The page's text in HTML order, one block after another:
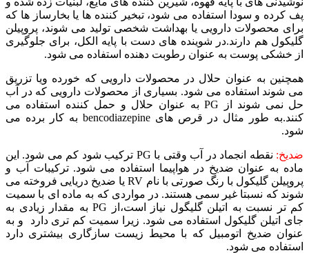
پف کرده و سودا استفاده می شود، تبخیر کننده ها یا بخارساز ها که
برای محصولات دارویی یا بهداشت شخصی تولید می شوند، پروپیلن
گلیکول هم دارند.در شوینده های دست با پایه الکل، برای جلوگیری
از خشکی پوست به عنوان رطوبت دهنده استفاده می شود.
همچنین به عنوان حلال در محصولات دارویی که خورده ویا تزریق
می شوند استفاده می شود. بسیاری از محصولات دارویی که در آب
حل نمی شوند از PG به عنوان حلال و حمل کننده استفاده می
کنند.به طور مثال در قرص های bencodiazepine به کار برده می
شود.
ضدیخ:
نقطه انجماد در آب وقتی با PG ترکیب شود کم می شود. این
ماده به عنوان ضدیخ در هواپیما استفاده می شود. ترکیبات آب و
پروپیلن گلیکول با رنگ صورتی با نام RV یا ضدیخ دریایی فروخته می
شوند که نسبتا غیر سمی هستند. در مواردی که به ماده ای با سمیت
کم تر نسبت به اتیلن گلیگول نیاز است،از PG به مقدار زیادی به
جای اتیلن گلیکول استفاده می شود. زیرا سمیت کم تری دارد و به
عنوان ضدیخ اتومبیل که با محیط زیست سازگاری بیشتری دارد
استفاده می شود.